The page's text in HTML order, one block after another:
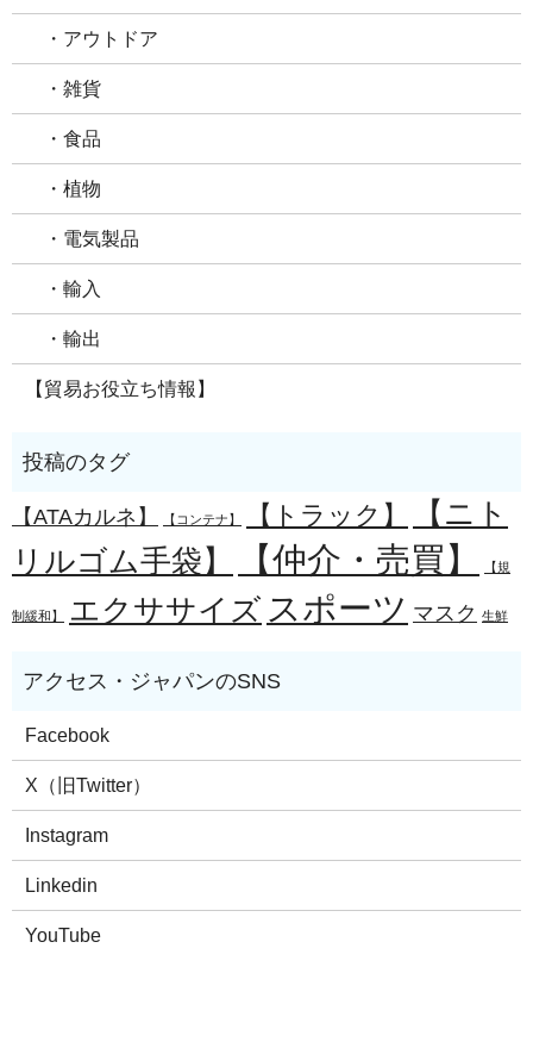
・アウトドア
・雑貨
・食品
・植物
・電気製品
・輸入
・輸出
【貿易お役立ち情報】
【ATAカルネ】 【コンテナ】 【トラック】
【ニト
リルゴム手袋】
【仲介・売買】 【規
制緩和】 エクササイズ スポーツ マスク 生鮮
Facebook
X（旧Twitter）
Instagram
Linkedin
YouTube